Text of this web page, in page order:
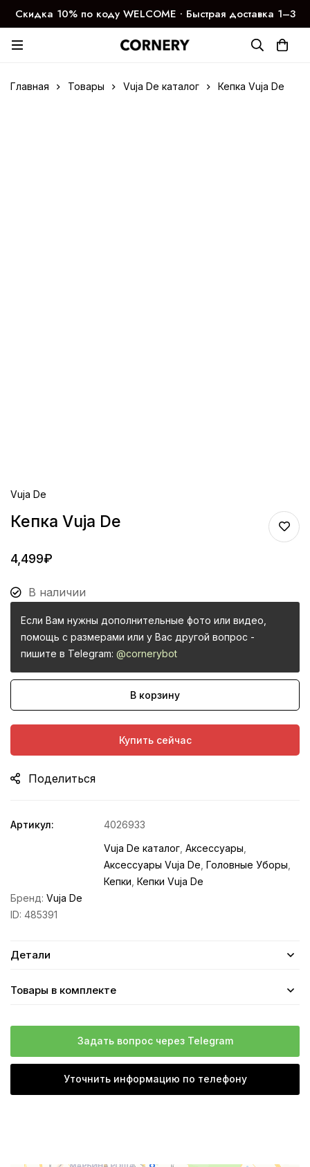
Скидка 10% по коду WELCOME ∙ Быстрая доставка 1–3
дня
Главная Товары Vuja De каталог Кепка Vuja De
Vuja De
Кепка Vuja De
4,499₽
В наличии
Если Вам нужны дополнительные фото или видео,
помощь с размерами или у Вас другой вопрос -
пишите в Telegram: @cornerybot
В корзину
Купить сейчас
Поделиться
Артикул:
4026933
Vuja De каталог Аксессуары
Аксессуары Vuja De Головные Уборы
Кепки Кепки Vuja De
Бренд: Vuja De
ID: 485391
Детали
Товары в комплекте
Задать вопрос через Telegram
Уточнить информацию по телефону